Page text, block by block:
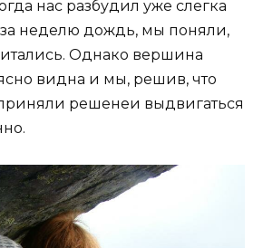
нас разбудил уже слегка
неделю дождь, мы поняли,
Однако вершина
видна и мы, решив, что
решенеи выдвигаться